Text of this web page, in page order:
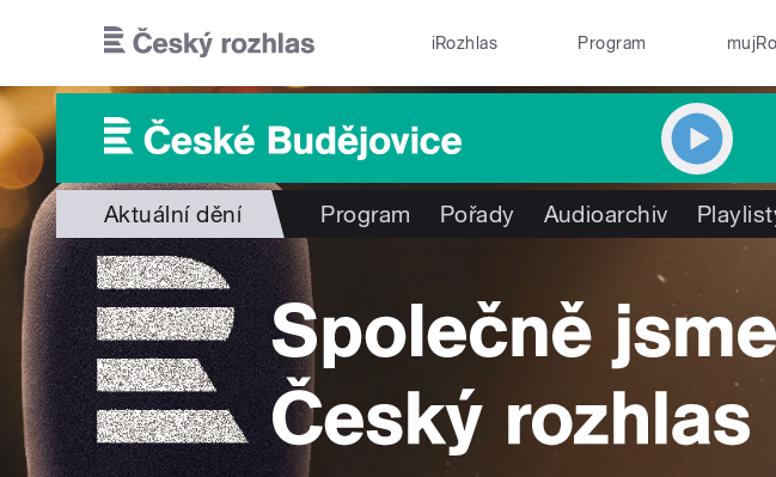
iRozhlas Program
Aktuální dění Program Pořady Audioarchiv